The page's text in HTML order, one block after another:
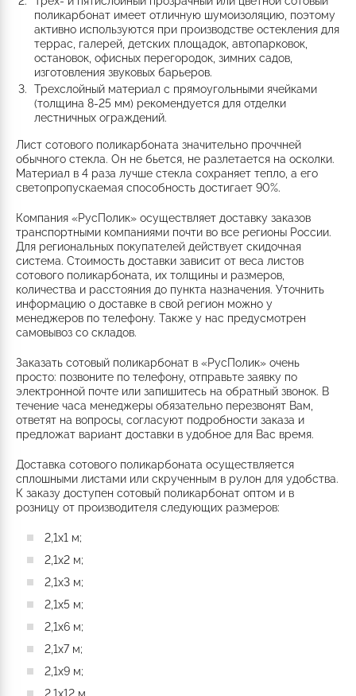
поликарбонат имеет отличную шумоизоляцию, поэтому
активно используются при производстве остекления для
террас, галерей, детских площадок, автопарковок,
остановок, офисных перегородок, зимних садов,
изготовления звуковых барьеров.
Трехслойный материал с прямоугольными ячейками
(толщина 8-25 мм) рекомендуется для отделки
лестничных ограждений.
Лист сотового поликарбоната значительно проччней
обычного стекла. Он не бьется, не разлетается на осколки.
Материал в 4 раза лучше стекла сохраняет тепло, а его
светопропускаемая способность достигает 90%.
Компания «РусПолик» осуществляет доставку заказов
транспортными компаниями почти во все регионы России.
Для региональных покупателей действует скидочная
система. Стоимость доставки зависит от веса листов
сотового поликарбоната, их толщины и размеров,
количества и расстояния до пункта назначения. Уточнить
информацию о доставке в свой регион можно у
менеджеров по телефону. Также у нас предусмотрен
самовывоз со складов.
Заказать сотовый поликарбонат в «РусПолик» очень
просто: позвоните по телефону, отправьте заявку по
электронной почте или запишитесь на обратный звонок. В
течение часа менеджеры обязательно перезвонят Вам,
ответят на вопросы, согласуют подробности заказа и
предложат вариант доставки в удобное для Вас время.
Доставка сотового поликарбоната осуществляется
сплошными листами или скрученным в рулон для удобства.
К заказу доступен сотовый поликарбонат оптом и в
розницу от производителя следующих размеров:
2,1х1 м;
2,1х2 м;
2,1х3 м;
2,1х5 м;
2,1х6 м;
2,1х7 м;
2,1х9 м;